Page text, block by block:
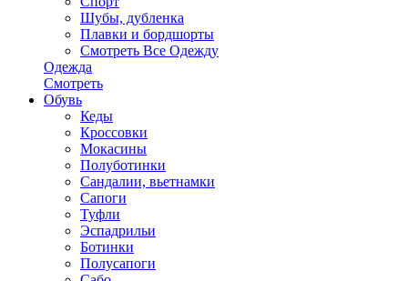
Шубы, дубленка
Плавки и бордшорты
Смотреть Все Одежду
Одежда
Смотреть
Обувь
Кеды
Кроссовки
Мокасины
Полуботинки
Сандалии, вьетнамки
Сапоги
Туфли
Эспадрильи
Ботинки
Полусапоги